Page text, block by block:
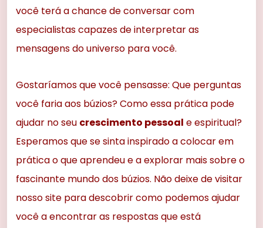
você terá a chance de conversar com
especialistas capazes de interpretar as
mensagens do universo para você.
Gostaríamos que você pensasse: Que perguntas
você faria aos búzios? Como essa prática pode
ajudar no seu crescimento pessoal e espiritual?
Esperamos que se sinta inspirado a colocar em
prática o que aprendeu e a explorar mais sobre o
fascinante mundo dos búzios. Não deixe de visitar
nosso site para descobrir como podemos ajudar
você a encontrar as respostas que está